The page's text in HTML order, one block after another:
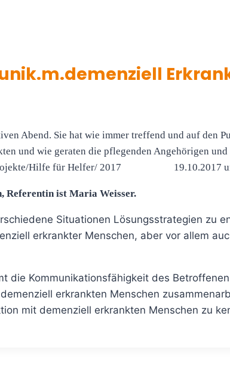
Abend. Sie hat wie immer treffend und auf den
und wie geraten die pflegenden Angehörigen
Projekte/Hilfe für Helfer/ 2017
19.10.2017
Referentin ist Maria Weisser.
Situationen Lösungsstrategien zu
erkrankter Menschen, aber vor allem
die Kommunikationsfähigkeit des
erkrankten Menschen
mit demenziell erkrankten Menschen zu